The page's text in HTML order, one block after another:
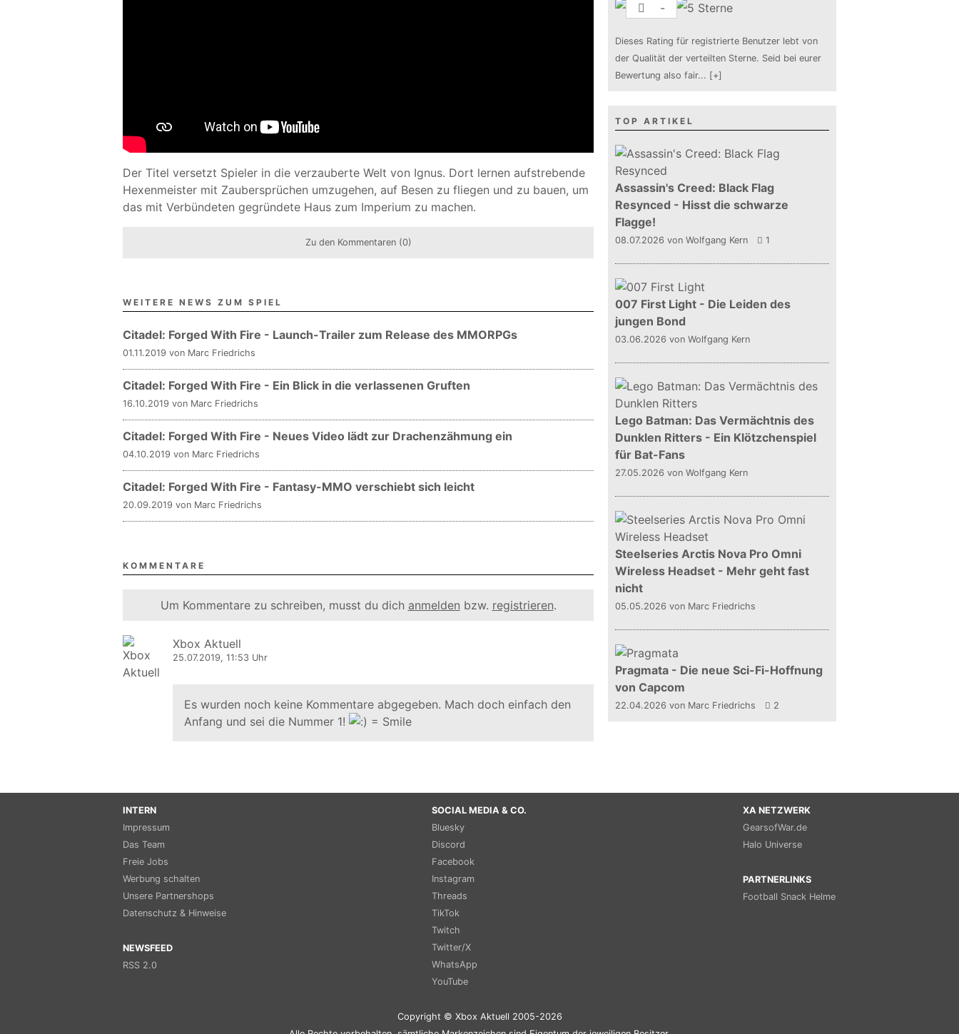
Der Titel versetzt Spieler in die verzauberte Welt von Ignus. Dort lernen aufstrebende
Hexenmeister mit Zaubersprüchen umzugehen, auf Besen zu fliegen und zu bauen, um
das mit Verbündeten gegründete Haus zum Imperium zu machen.
Zu den Kommentaren (0)
WEITERE NEWS ZUM SPIEL
Citadel: Forged With Fire - Launch-Trailer zum Release des MMORPGs
01.11.2019 von Marc Friedrichs
Citadel: Forged With Fire - Ein Blick in die verlassenen Gruften
16.10.2019 von Marc Friedrichs
Citadel: Forged With Fire - Neues Video lädt zur Drachenzähmung ein
04.10.2019 von Marc Friedrichs
Citadel: Forged With Fire - Fantasy-MMO verschiebt sich leicht
20.09.2019 von Marc Friedrichs
KOMMENTARE
Um Kommentare zu schreiben, musst du dich anmelden bzw. registrieren.
Xbox Aktuell
25.07.2019, 11:53 Uhr
Es wurden noch keine Kommentare abgegeben. Mach doch einfach den
Anfang und sei die Nummer 1!
-
Dieses Rating für registrierte Benutzer lebt von
der Qualität der verteilten Sterne. Seid bei eurer
Bewertung also fair... [+]
TOP ARTIKEL
Assassin's Creed: Black Flag
Resynced - Hisst die schwarze
Flagge!
08.07.2026 von Wolfgang Kern 1
007 First Light - Die Leiden des
jungen Bond
03.06.2026 von Wolfgang Kern
Lego Batman: Das Vermächtnis des
Dunklen Ritters - Ein Klötzchenspiel
für Bat-Fans
27.05.2026 von Wolfgang Kern
Steelseries Arctis Nova Pro Omni
Wireless Headset - Mehr geht fast
nicht
05.05.2026 von Marc Friedrichs
Pragmata - Die neue Sci-Fi-Hoffnung
von Capcom
22.04.2026 von Marc Friedrichs 2
INTERN
Impressum
Das Team
Freie Jobs
Werbung schalten
Unsere Partnershops
Datenschutz & Hinweise
NEWSFEED
RSS 2.0
SOCIAL MEDIA & CO.
Bluesky
Discord
Facebook
Instagram
Threads
TikTok
Twitch
Twitter/X
WhatsApp
YouTube
XA NETZWERK
GearsofWar.de
Halo Universe
PARTNERLINKS
Football Snack Helme
Copyright © Xbox Aktuell 2005-2026